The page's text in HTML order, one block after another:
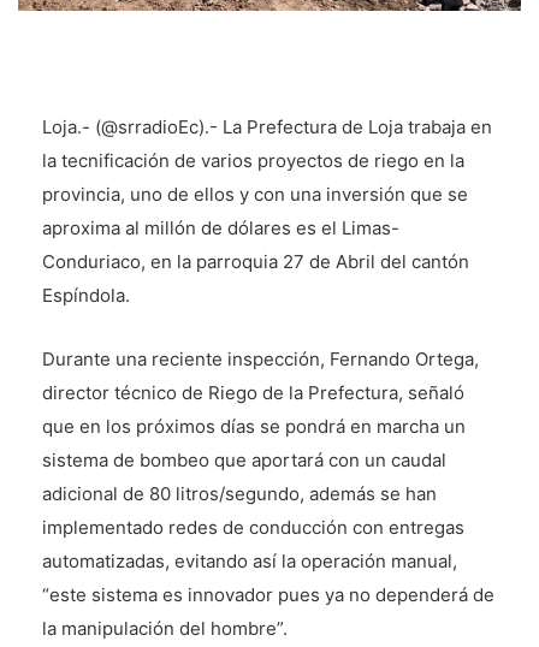
Loja.- (@srradioEc).- La Prefectura de Loja trabaja en
la tecnificación de varios proyectos de riego en la
provincia, uno de ellos y con una inversión que se
aproxima al millón de dólares es el Limas-
Conduriaco, en la parroquia 27 de Abril del cantón
Espíndola.
Durante una reciente inspección, Fernando Ortega,
director técnico de Riego de la Prefectura, señaló
que en los próximos días se pondrá en marcha un
sistema de bombeo que aportará con un caudal
adicional de 80 litros/segundo, además se han
implementado redes de conducción con entregas
automatizadas, evitando así la operación manual,
“este sistema es innovador pues ya no dependerá de
la manipulación del hombre”.